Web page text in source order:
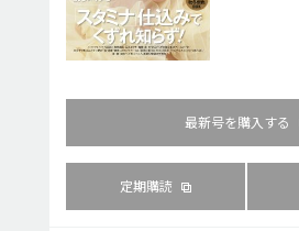
最新号を購入する
定期購読